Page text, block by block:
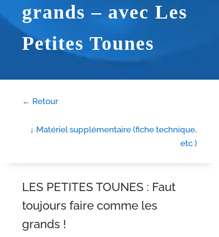
grands – avec Les
Petites Tounes
← Retour
↓ Matériel supplémentaire (fiche technique,
etc )
LES PETITES TOUNES : Faut
toujours faire comme les
grands !